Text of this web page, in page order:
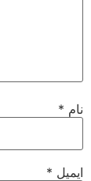
نام *
ایمیل *